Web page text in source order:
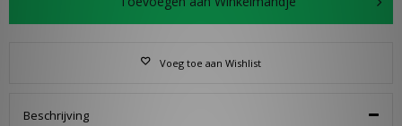
Voeg toe aan Wishlist
Beschrijving